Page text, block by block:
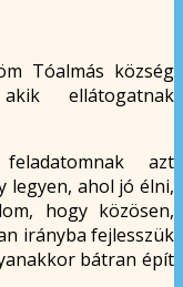
Tóalmás község
ellátogatnak
azt
legyen, ahol jó élni,
hogy közösen,
irányba fejlesszük
bátran épít